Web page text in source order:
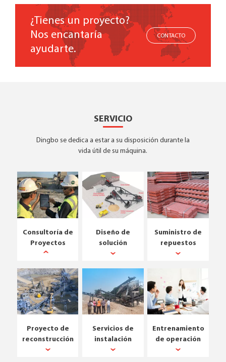
¿Tienes un proyecto?
Nos encantaría
ayudarte.
CONTACTO
SERVICIO
Dingbo se dedica a estar a su disposición durante la
vida útil de su máquina.
Consultoría de
Proyectos
Diseño de
solución
Suministro de
repuestos
Proyecto de
reconstrucción
Servicios de
instalación
Entrenamiento
de operación